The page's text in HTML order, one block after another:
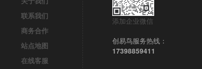
联系我们
商务合作
站点地图
在线客服
添加企业微信
创易鸟服务热线：
17398859411